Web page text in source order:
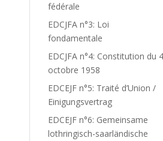
fédérale
EDCJFA n°3: Loi
fondamentale
EDCJFA n°4: Constitution du 4
octobre 1958
EDCEJF n°5: Traité d’Union /
Einigungsvertrag
EDCEJF n°6: Gemeinsame
lothringisch-saarländische